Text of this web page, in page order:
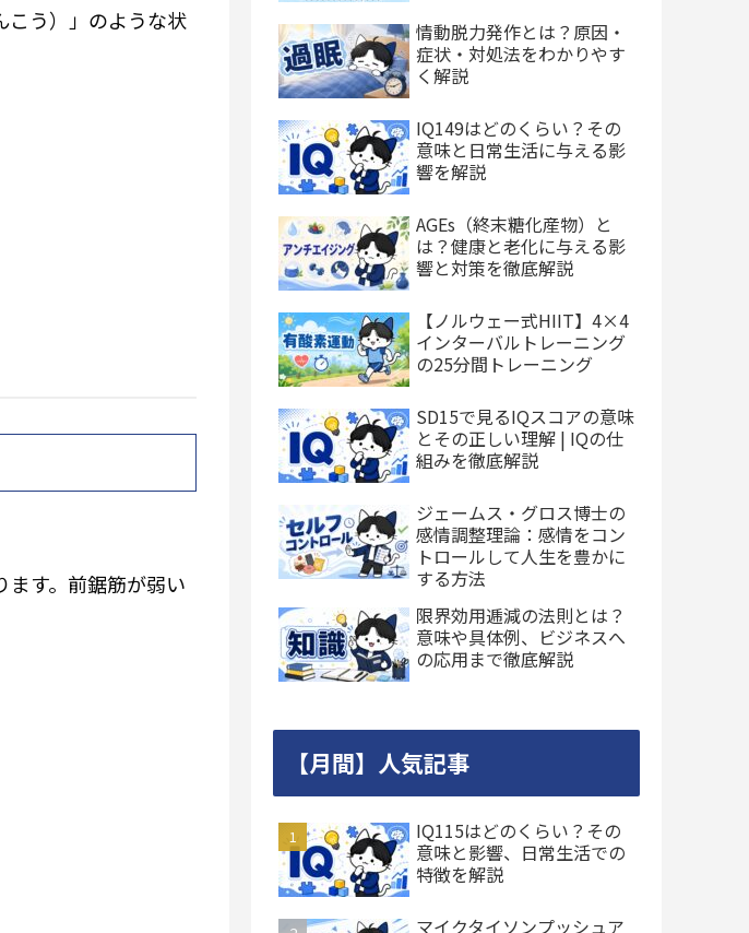
こう）」のような状
す。前鋸筋が弱い
情動脱力発作とは？原因・
症状・対処法をわかりやす
く解説
IQ149はどのくらい？その
意味と日常生活に与える影
響を解説
AGEs（終末糖化産物）と
は？健康と老化に与える影
響と対策を徹底解説
【ノルウェー式HIIT】4×4
インターバルトレーニング
の25分間トレーニング
SD15で見るIQスコアの意味
とその正しい理解 | IQの仕
組みを徹底解説
ジェームス・グロス博士の
感情調整理論：感情をコン
トロールして人生を豊かに
する方法
限界効用逓減の法則とは？
意味や具体例、ビジネスへ
の応用まで徹底解説
【月間】人気記事
IQ115はどのくらい？その
意味と影響、日常生活での
特徴を解説
マイクタイソンプッシュア